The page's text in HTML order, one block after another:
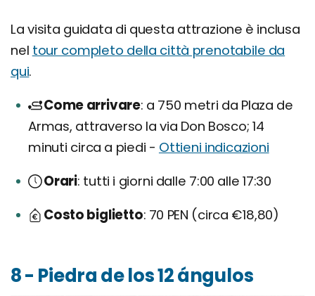
La visita guidata di questa attrazione è inclusa
nel tour completo della città prenotabile da
qui.
Come arrivare a 750 metri da Plaza de
Armas, attraverso la via Don Bosco; 14
minuti circa a piedi - Ottieni indicazioni
Orari tutti i giorni dalle 7:00 alle 17:30
Costo biglietto 70 PEN (circa €18,80)
8 - Piedra de los 12 ángulos